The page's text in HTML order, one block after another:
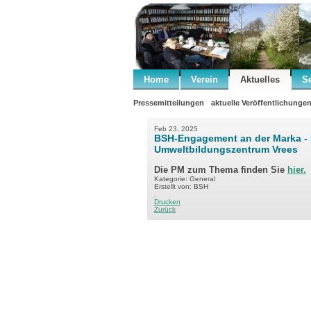
Home Verein Aktuelles
Pressemitteilungen aktuelle Veröffentlichungen
Feb 23, 2025
BSH-Engagement an der Marka
Umweltbildungszentrum Vrees
Die PM zum Thema finden Sie hier.
Kategorie: General
Erstellt von: BSH
Drucken
Zurück